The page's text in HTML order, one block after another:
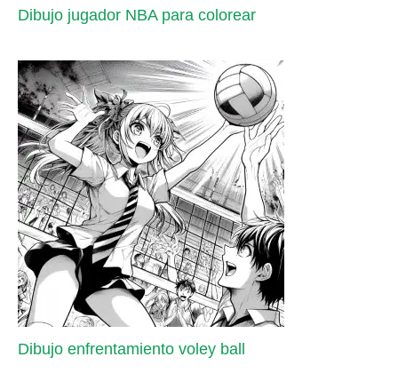
Dibujo jugador NBA para colorear
Dibujo enfrentamiento voley ball